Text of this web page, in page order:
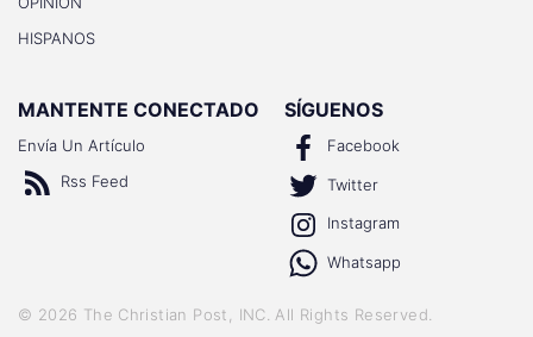
HISPANOS
MANTENTE CONECTADO
Envía Un Artículo
Rss Feed
SÍGUENOS
Facebook
Twitter
Instagram
Whatsapp
© 2026 The Christian Post, INC . All Rights Reserved.